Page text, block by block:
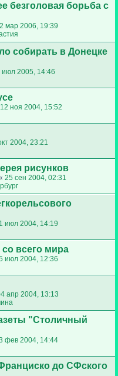
безголовая борьба с
мар 2006, 19:39
собирать в Донецке
июл 2005, 14:46
12 ноя 2004, 15:52
2004, 23:21
рисунков
25 сен 2004, 02:31
июл 2004, 14:19
всего мира
июл 2004, 12:36
апр 2004, 13:13
"Столичный
фев 2004, 14:44
до СФского